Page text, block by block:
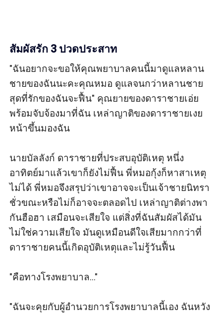
สัมผัสรัก 3 ปวดประสาท
"ฉันอยากจะขอให้คุณพยาบาลคนนี้มาดูแลหลาน
ชายของฉันนะคะคุณหมอ ดูแลจนกว่าหลานชาย
สุดที่รักของฉันจะฟื้น" คุณยายของดาราชายเอ่ย
พร้อมจับจ้องมาที่ฉัน เหล่าญาติของดาราชายเงย
หน้าขึ้นมองฉัน
นายบัลลังก์ ดาราชายที่ประสบอุบัติเหตุ หนึ่ง
อาทิตย์มาแล้วเขาก็ยังไม่ฟื้น พี่หมอกุ้งก็หาสาเหตุ
ไม่ได้ พี่หมอจึงสรุปว่าเขาอาจจะเป็นเจ้าชายนิทรา
ชั่วขณะหรือไม่ก็อาจจะตลอดไป เหล่าญาติต่างพา
กันฮือฮา เสมือนจะเสียใจ แต่สิ่งที่ฉันสัมผัสได้มัน
ไม่ใช่ความเสียใจ มันดูเหมือนดีใจเสียมากกว่าที่
ดาราชายคนนี้เกิดอุบัติเหตุและไม่รู้วันฟื้น
"คือทางโรงพยาบาล..."
"ฉันจะคุยกับผู้อำนวยการโรงพยาบาลนี้เอง ฉันหวัง